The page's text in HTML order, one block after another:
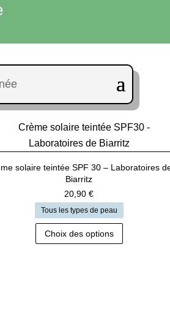
solaire teintée SPF 30 – Laboratoires
Biarritz
20,90 €
Tous les types de peau
Choix des options
Ce